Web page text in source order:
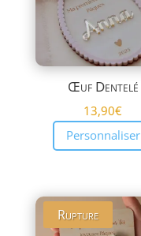
Œuf Dentelé
13,90€
Personnaliser
Rupture